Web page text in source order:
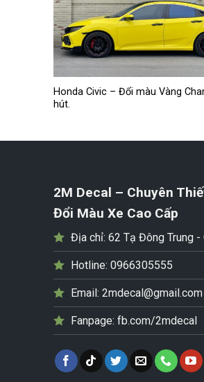
Honda Civic – Đổi màu Vàng
hút.
2M Decal – Chuyên
Đổi Màu Xe Cao Cấp
Địa chỉ: 62 Tạ Đông Trung -
Hotline: 0966305555
Email: 2mdecal@gmail.com
Fanpage: fb.com/2mdecal